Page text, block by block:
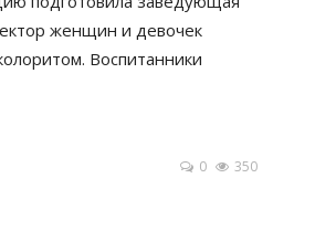
женщин и девочек
Воспитанники
0 350